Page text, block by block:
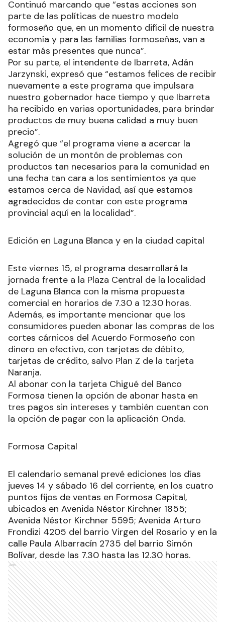
Continuó marcando que “estas acciones son
parte de las políticas de nuestro modelo
formoseño que, en un momento difícil de nuestra
economía y para las familias formoseñas, van a
estar más presentes que nunca”.
Por su parte, el intendente de Ibarreta, Adán
Jarzynski, expresó que “estamos felices de recibir
nuevamente a este programa que impulsara
nuestro gobernador hace tiempo y que Ibarreta
ha recibido en varias oportunidades, para brindar
productos de muy buena calidad a muy buen
precio”.
Agregó que “el programa viene a acercar la
solución de un montón de problemas con
productos tan necesarios para la comunidad en
una fecha tan cara a los sentimientos ya que
estamos cerca de Navidad, así que estamos
agradecidos de contar con este programa
provincial aquí en la localidad”.
Edición en Laguna Blanca y en la ciudad capital
Este viernes 15, el programa desarrollará la
jornada frente a la Plaza Central de la localidad
de Laguna Blanca con la misma propuesta
comercial en horarios de 7.30 a 12.30 horas.
Además, es importante mencionar que los
consumidores pueden abonar las compras de los
cortes cárnicos del Acuerdo Formoseño con
dinero en efectivo, con tarjetas de débito,
tarjetas de crédito, salvo Plan Z de la tarjeta
Naranja.
Al abonar con la tarjeta Chigué del Banco
Formosa tienen la opción de abonar hasta en
tres pagos sin intereses y también cuentan con
la opción de pagar con la aplicación Onda.
Formosa Capital
El calendario semanal prevé ediciones los días
jueves 14 y sábado 16 del corriente, en los cuatro
puntos fijos de ventas en Formosa Capital,
ubicados en Avenida Néstor Kirchner 1855;
Avenida Néstor Kirchner 5595; Avenida Arturo
Frondizi 4205 del barrio Virgen del Rosario y en la
calle Paula Albarracín 2735 del barrio Simón
Bolívar, desde las 7.30 hasta las 12.30 horas.
Ads